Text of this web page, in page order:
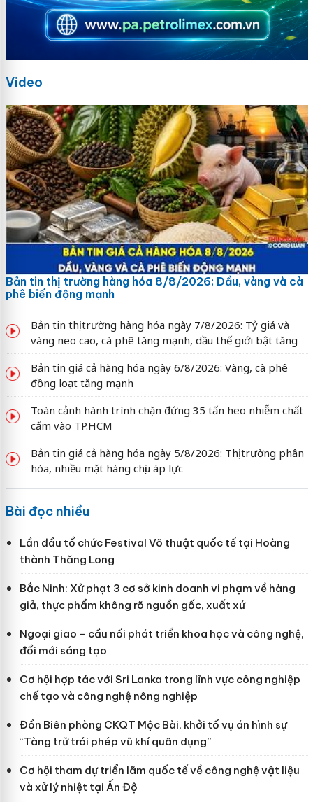
Video
Bản tin thị trường hàng hóa 8/8/2026: Dầu, vàng và cà
phê biến động mạnh
Bản tin thị trường hàng hóa ngày 7/8/2026: Tỷ giá và
vàng neo cao, cà phê tăng mạnh, dầu thế giới bật tăng
Bản tin giá cả hàng hóa ngày 6/8/2026: Vàng, cà phê
đồng loạt tăng mạnh
Toàn cảnh hành trình chặn đứng 35 tấn heo nhiễm chất
cấm vào TP.HCM
Bản tin giá cả hàng hóa ngày 5/8/2026: Thị trường phân
hóa, nhiều mặt hàng chịu áp lực
Bài đọc nhiều
Lần đầu tổ chức Festival Võ thuật quốc tế tại Hoàng
thành Thăng Long
Bắc Ninh: Xử phạt 3 cơ sở kinh doanh vi phạm về hàng
giả, thực phẩm không rõ nguồn gốc, xuất xứ
Ngoại giao - cầu nối phát triển khoa học và công nghệ,
đổi mới sáng tạo
Cơ hội hợp tác với Sri Lanka trong lĩnh vực công nghiệp
chế tạo và công nghệ nông nghiệp
Đồn Biên phòng CKQT Mộc Bài, khởi tố vụ án hình sự
“Tàng trữ trái phép vũ khí quân dụng”
Cơ hội tham dự triển lãm quốc tế về công nghệ vật liệu
và xử lý nhiệt tại Ấn Độ